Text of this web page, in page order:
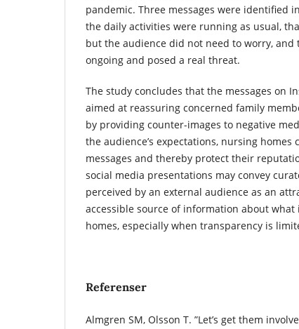
pandemic. Three messages were identified
the daily activities were running as usual,
but the audience did not need to worry, and
ongoing and posed a real threat.
The study concludes that the messages on
aimed at reassuring concerned family
by providing counter-images to negative
the audience’s expectations, nursing homes
messages and thereby protect their
social media presentations may convey
perceived by an external audience as an
accessible source of information about
homes, especially when transparency is
Referenser
Almgren SM, Olsson T. ”Let’s get them